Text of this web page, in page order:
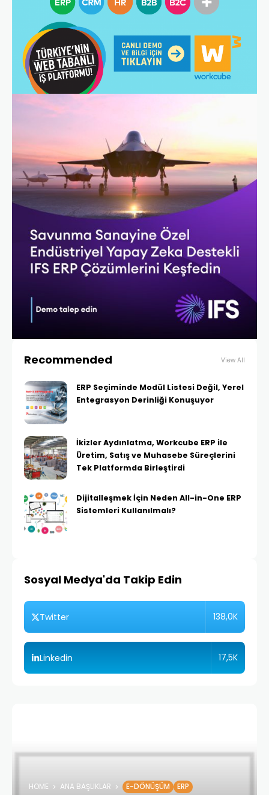
Recommended View All
ERP Seçiminde Modül Listesi Değil, Yerel
Entegrasyon Derinliği Konuşuyor
İkizler Aydınlatma, Workcube ERP ile
Üretim, Satış ve Muhasebe Süreçlerini
Tek Platformda Birleştirdi
Dijitalleşmek İçin Neden All-in-One ERP
Sistemleri Kullanılmalı?
Sosyal Medya'da Takip Edin
Twitter 138,0K
Linkedin 17,5K
HOME ANA BAŞLIKLAR E-DÖNÜŞÜM ERP